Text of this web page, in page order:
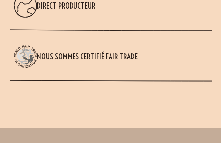
DIRECT PRODUCTEUR
NOUS SOMMES CERTIFIÉ FAIR TRADE